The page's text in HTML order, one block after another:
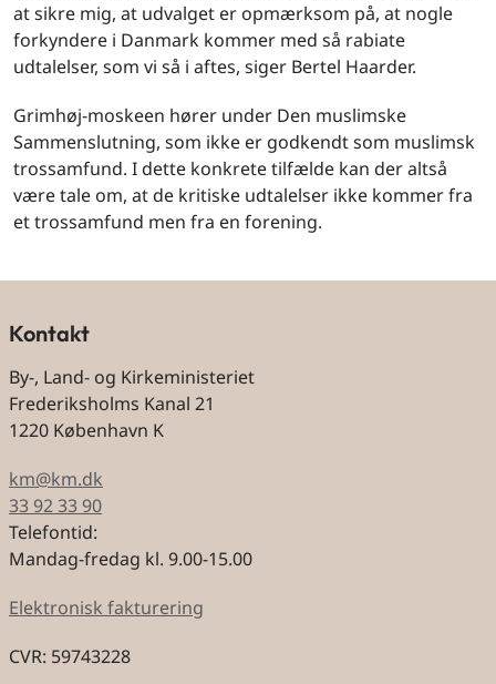
at sikre mig, at udvalget er opmærksom på, at nogle
forkyndere i Danmark kommer med så rabiate
udtalelser, som vi så i aftes, siger Bertel Haarder.
Grimhøj-moskeen hører under Den muslimske
Sammenslutning, som ikke er godkendt som muslimsk
trossamfund. I dette konkrete tilfælde kan der altså
være tale om, at de kritiske udtalelser ikke kommer fra
et trossamfund men fra en forening.
Kontakt
By-, Land- og Kirkeministeriet
Frederiksholms Kanal 21
1220 København K
km@km.dk
33 92 33 90
Telefontid:
Mandag-fredag kl. 9.00-15.00
Elektronisk fakturering
CVR: 59743228